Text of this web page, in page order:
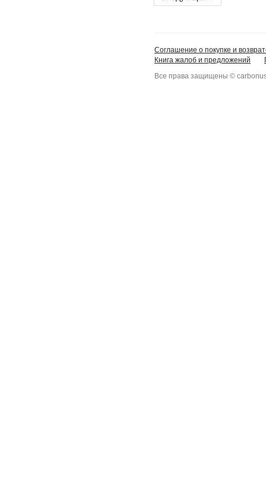
Соглашение о покупке и
Книга жалоб и предложений
Все права защищены ©